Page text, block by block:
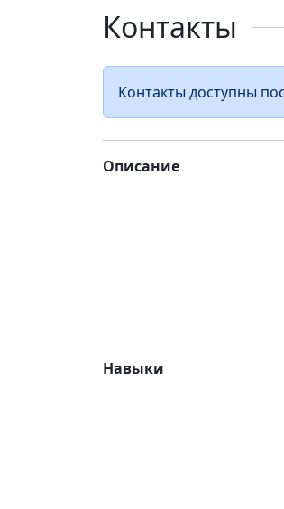
Контакты
Контакты доступны
Описание
Навыки